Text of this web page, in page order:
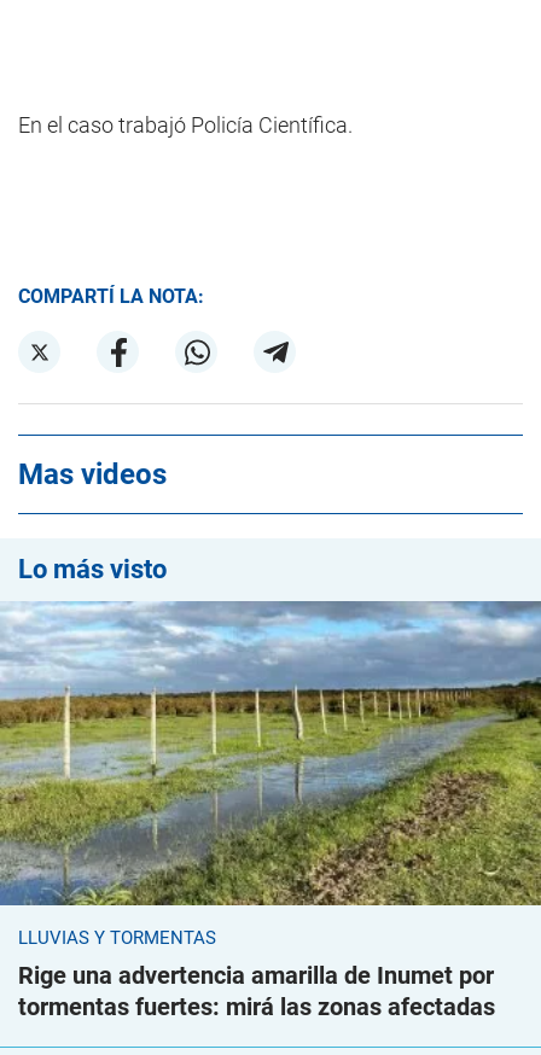
En el caso trabajó Policía Científica.
COMPARTÍ LA NOTA:
Mas videos
Lo más visto
LLUVIAS Y TORMENTAS
Rige una advertencia amarilla de Inumet por
tormentas fuertes: mirá las zonas afectadas